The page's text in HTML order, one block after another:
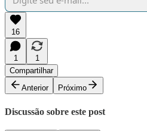
16
1
1
Compartilhar
Anterior
Próximo
Discussão sobre este post